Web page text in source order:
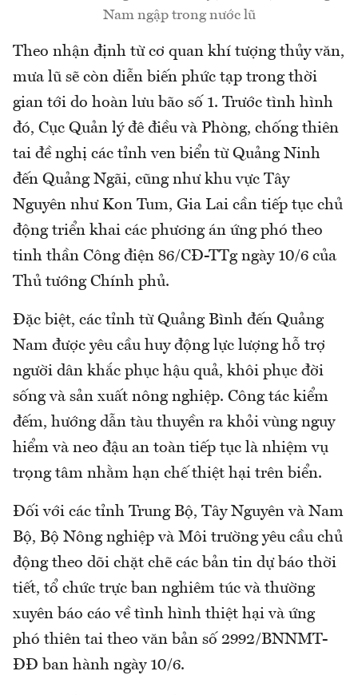
Nam ngập trong nước lũ
Theo nhận định từ cơ quan khí tượng thủy văn,
mưa lũ sẽ còn diễn biến phức tạp trong thời
gian tới do hoàn lưu bão số 1. Trước tình hình
đó, Cục Quản lý đê điều và Phòng, chống thiên
tai đề nghị các tỉnh ven biển từ Quảng Ninh
đến Quảng Ngãi, cũng như khu vực Tây
Nguyên như Kon Tum, Gia Lai cần tiếp tục chủ
động triển khai các phương án ứng phó theo
tinh thần Công điện 86/CĐ-TTg ngày 10/6 của
Thủ tướng Chính phủ.
Đặc biệt, các tỉnh từ Quảng Bình đến Quảng
Nam được yêu cầu huy động lực lượng hỗ trợ
người dân khắc phục hậu quả, khôi phục đời
sống và sản xuất nông nghiệp. Công tác kiểm
đếm, hướng dẫn tàu thuyền ra khỏi vùng nguy
hiểm và neo đậu an toàn tiếp tục là nhiệm vụ
trọng tâm nhằm hạn chế thiệt hại trên biển.
Đối với các tỉnh Trung Bộ, Tây Nguyên và Nam
Bộ, Bộ Nông nghiệp và Môi trường yêu cầu chủ
động theo dõi chặt chẽ các bản tin dự báo thời
tiết, tổ chức trực ban nghiêm túc và thường
xuyên báo cáo về tình hình thiệt hại và ứng
phó thiên tai theo văn bản số 2992/BNNMT-
ĐĐ ban hành ngày 10/6.